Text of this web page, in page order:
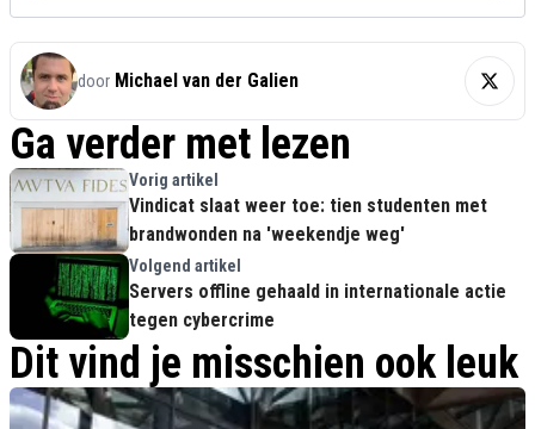
door Michael van der Galien
Ga verder met lezen
Vorig artikel
Vindicat slaat weer toe: tien studenten met
brandwonden na 'weekendje weg'
Volgend artikel
Servers offline gehaald in internationale actie
tegen cybercrime
Dit vind je misschien ook leuk